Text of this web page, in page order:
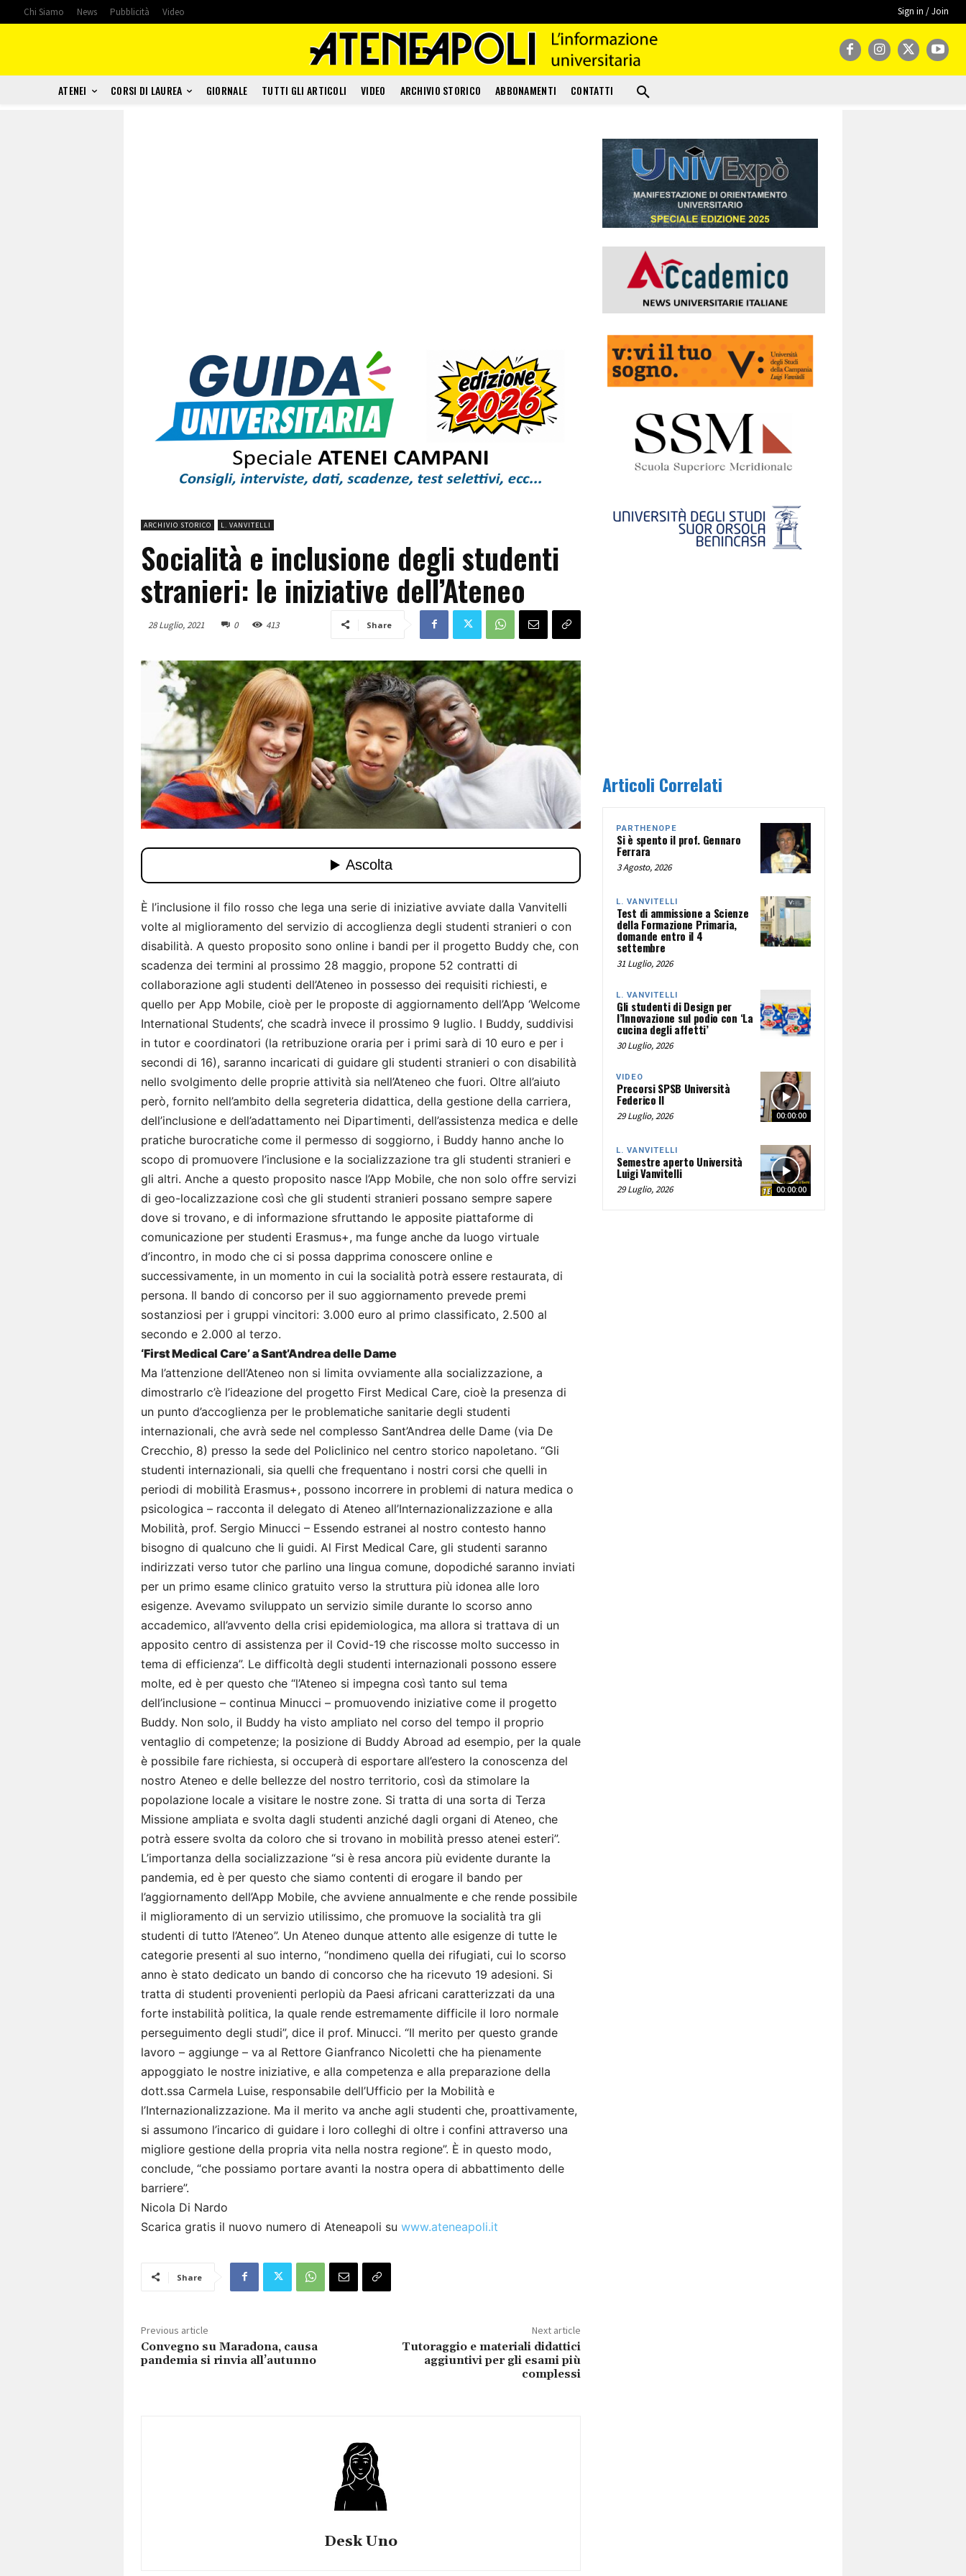
Chi Siamo News Pubblicità Video Sign in / Join
ATENEI CORSI DI LAUREA GIORNALE TUTTI GLI ARTICOLI VIDEO ARCHIVIO STORICO ABBONAMENTI CONTATTI
ARCHIVIO STORICO L. VANVITELLI
Socialità e inclusione degli studenti
stranieri: le iniziative dell’Ateneo
28 Luglio, 2021 0 413 Share
È l’inclusione il filo rosso che lega una serie di iniziative avviate dalla Vanvitelli
volte al miglioramento del servizio di accoglienza degli studenti stranieri o con
disabilità. A questo proposito sono online i bandi per il progetto Buddy che, con
scadenza dei termini al prossimo 28 maggio, propone 52 contratti di
collaborazione agli studenti dell’Ateneo in possesso dei requisiti richiesti, e
quello per App Mobile, cioè per le proposte di aggiornamento dell’App ‘Welcome
International Students’, che scadrà invece il prossimo 9 luglio. I Buddy, suddivisi
in tutor e coordinatori (la retribuzione oraria per i primi sarà di 10 euro e per i
secondi di 16), saranno incaricati di guidare gli studenti stranieri o con disabilità
nello svolgimento delle proprie attività sia nell’Ateneo che fuori. Oltre all’aiuto
però, fornito nell’ambito della segreteria didattica, della gestione della carriera,
dell’inclusione e dell’adattamento nei Dipartimenti, dell’assistenza medica e delle
pratiche burocratiche come il permesso di soggiorno, i Buddy hanno anche lo
scopo di promuovere l’inclusione e la socializzazione tra gli studenti stranieri e
gli altri. Anche a questo proposito nasce l’App Mobile, che non solo offre servizi
di geo-localizzazione così che gli studenti stranieri possano sempre sapere
dove si trovano, e di informazione sfruttando le apposite piattaforme di
comunicazione per studenti Erasmus+, ma funge anche da luogo virtuale
d’incontro, in modo che ci si possa dapprima conoscere online e
successivamente, in un momento in cui la socialità potrà essere restaurata, di
persona. Il bando di concorso per il suo aggiornamento prevede premi
sostanziosi per i gruppi vincitori: 3.000 euro al primo classificato, 2.500 al
secondo e 2.000 al terzo.
‘First Medical Care’ a Sant’Andrea delle Dame
Ma l’attenzione dell’Ateneo non si limita ovviamente alla socializzazione, a
dimostrarlo c’è l’ideazione del progetto First Medical Care, cioè la presenza di
un punto d’accoglienza per le problematiche sanitarie degli studenti
internazionali, che avrà sede nel complesso Sant’Andrea delle Dame (via De
Crecchio, 8) presso la sede del Policlinico nel centro storico napoletano. “Gli
studenti internazionali, sia quelli che frequentano i nostri corsi che quelli in
periodi di mobilità Erasmus+, possono incorrere in problemi di natura medica o
psicologica – racconta il delegato di Ateneo all’Internazionalizzazione e alla
Mobilità, prof. Sergio Minucci – Essendo estranei al nostro contesto hanno
bisogno di qualcuno che li guidi. Al First Medical Care, gli studenti saranno
indirizzati verso tutor che parlino una lingua comune, dopodiché saranno inviati
per un primo esame clinico gratuito verso la struttura più idonea alle loro
esigenze. Avevamo sviluppato un servizio simile durante lo scorso anno
accademico, all’avvento della crisi epidemiologica, ma allora si trattava di un
apposito centro di assistenza per il Covid-19 che riscosse molto successo in
tema di efficienza”. Le difficoltà degli studenti internazionali possono essere
molte, ed è per questo che “l’Ateneo si impegna così tanto sul tema
dell’inclusione – continua Minucci – promuovendo iniziative come il progetto
Buddy. Non solo, il Buddy ha visto ampliato nel corso del tempo il proprio
ventaglio di competenze; la posizione di Buddy Abroad ad esempio, per la quale
è possibile fare richiesta, si occuperà di esportare all’estero la conoscenza del
nostro Ateneo e delle bellezze del nostro territorio, così da stimolare la
popolazione locale a visitare le nostre zone. Si tratta di una sorta di Terza
Missione ampliata e svolta dagli studenti anziché dagli organi di Ateneo, che
potrà essere svolta da coloro che si trovano in mobilità presso atenei esteri”.
L’importanza della socializzazione “si è resa ancora più evidente durante la
pandemia, ed è per questo che siamo contenti di erogare il bando per
l’aggiornamento dell’App Mobile, che avviene annualmente e che rende possibile
il miglioramento di un servizio utilissimo, che promuove la socialità tra gli
studenti di tutto l’Ateneo”. Un Ateneo dunque attento alle esigenze di tutte le
categorie presenti al suo interno, “nondimeno quella dei rifugiati, cui lo scorso
anno è stato dedicato un bando di concorso che ha ricevuto 19 adesioni. Si
tratta di studenti provenienti perlopiù da Paesi africani caratterizzati da una
forte instabilità politica, la quale rende estremamente difficile il loro normale
perseguimento degli studi”, dice il prof. Minucci. “Il merito per questo grande
lavoro – aggiunge – va al Rettore Gianfranco Nicoletti che ha pienamente
appoggiato le nostre iniziative, e alla competenza e alla preparazione della
dott.ssa Carmela Luise, responsabile dell’Ufficio per la Mobilità e
l’Internazionalizzazione. Ma il merito va anche agli studenti che, proattivamente,
si assumono l’incarico di guidare i loro colleghi di oltre i confini attraverso una
migliore gestione della propria vita nella nostra regione”. È in questo modo,
conclude, “che possiamo portare avanti la nostra opera di abbattimento delle
barriere”.
Nicola Di Nardo
Scarica gratis il nuovo numero di Ateneapoli su www.ateneapoli.it
Share
Previous article
Convegno su Maradona, causa
pandemia si rinvia all’autunno
Next article
Tutoraggio e materiali didattici
aggiuntivi per gli esami più
complessi
Desk Uno
Articoli Correlati
PARTHENOPE
Si è spento il prof. Gennaro
Ferrara
3 Agosto, 2026
L. VANVITELLI
Test di ammissione a Scienze
della Formazione Primaria,
domande entro il 4
settembre
31 Luglio, 2026
L. VANVITELLI
Gli studenti di Design per
l’Innovazione sul podio con ‘La
cucina degli affetti’
30 Luglio, 2026
00:00:00
VIDEO
Precorsi SPSB Università
Federico II
29 Luglio, 2026
00:00:00
L. VANVITELLI
Semestre aperto Università
Luigi Vanvitelli
29 Luglio, 2026